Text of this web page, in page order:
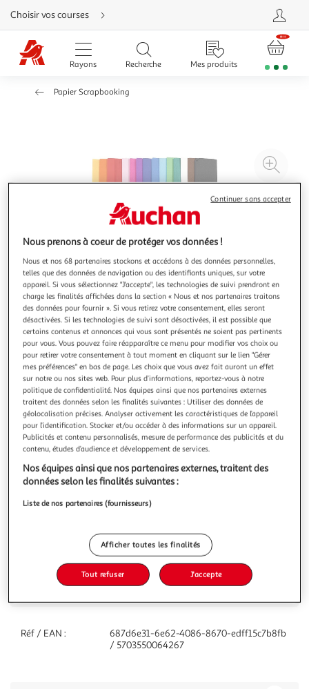
Aller
directement
au
contenu
Aller
directement
Aller
besoin
Choisir vos courses
Rayons Recherche Mes produits
Papier Scrapbooking
à
Illustration
précédente
Illustration
suivante
CREATIV COMPANY
Papier crépon multicolore 2,5 m x 50 cm - 15 feuilles
Set de papier crépon multicolore parfait pour les activités
manuelles et la décoration. Le papier crépon s'adapte à
tout support et à toutes formes données.
En savoir +
Afficher le prix
Réf / EAN :
687d6e31-6e62-4086-8670-edff15c7b8fb
/ 5703550064267
Nous prenons à coeur de protéger vos données !
Nous et nos 68 partenaires stockons et accédons à des données personnelles,
telles que des données de navigation ou des identifiants uniques, sur votre
appareil. Si vous sélectionnez "J'accepte", les technologies de suivi prendront en
charge les finalités affichées dans la section « Nous et nos partenaires traitons
des données pour fournir ». Si vous retirez votre consentement, elles seront
désactivées. Si les technologies de suivi sont désactivées, il est possible que
certains contenus et annonces qui vous sont présentés ne soient pas pertinents
pour vous. Vous pouvez faire réapparaître ce menu pour modifier vos choix ou
pour retirer votre consentement à tout moment en cliquant sur le lien "Gérer
mes préférences" en bas de page. Les choix que vous avez fait auront un effet
sur notre ou nos sites web. Pour plus d’informations, reportez-vous à notre
politique de confidentialité. Nos équipes ainsi que nos partenaires externes
traitent des données selon les finalités suivantes : Utiliser des données de
géolocalisation précises. Analyser activement les caractéristiques de l’appareil
pour l’identification. Stocker et/ou accéder à des informations sur un appareil.
Publicités et contenu personnalisés, mesure de performance des publicités et du
contenu, études d’audience et développement de services.
Nos équipes ainsi que nos partenaires externes, traitent des
données selon les finalités suivantes :
Liste de nos partenaires (fournisseurs)
Afficher toutes les finalités
Tout refuser J'accepte
Continuer sans accepter